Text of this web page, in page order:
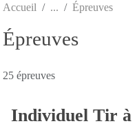
Accueil Épreuves
Épreuves
25 épreuves
Individuel Tir à